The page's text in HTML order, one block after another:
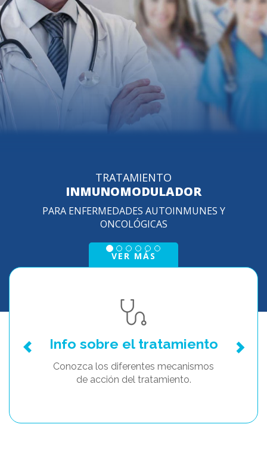
Info sobre el tratamiento
Conozca los diferentes mecanismos
de acción del tratamiento.